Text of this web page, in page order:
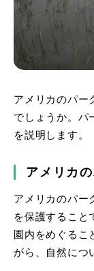
アメリカのパー
でしょうか。パ
を説明します。
アメリカ
アメリカのパー
を保護すること
園内をめぐるこ
がら、自然につ